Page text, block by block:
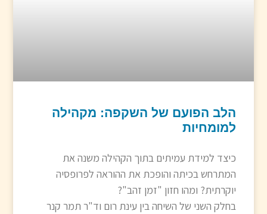
הלב הפועם של השקפה: מקהילה
למומחיות
כיצד למידת עמיתים בתוך הקהילה משנה את
המתרחש בכיתה והופכת את ההוראה לפרופסיה
יוקרתית? ומהו חזון "זמן זהב"?
בחלק השני של השיחה בין עינת רום וד"ר תמר קנר